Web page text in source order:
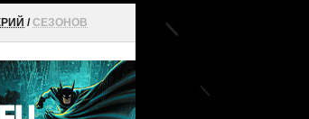
/СЕЗОНОВ